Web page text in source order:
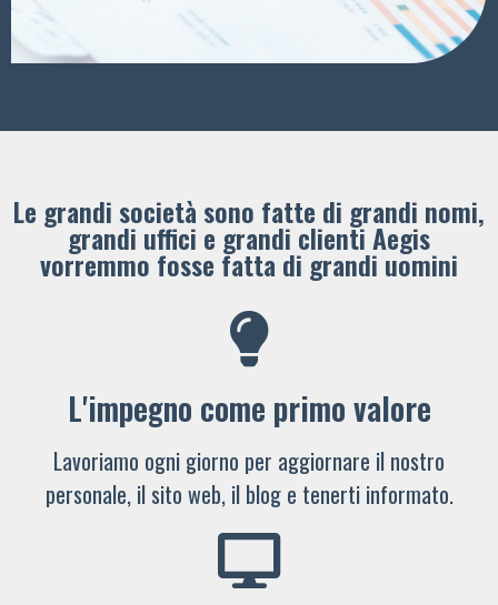
Le grandi società sono fatte di grandi nomi,
grandi uffici e grandi clienti ​Aegis
vorremmo fosse fatta di grandi uomini
L'impegno come primo valore
Lavoriamo ogni giorno per aggiornare il nostro
personale, il sito web, il blog e tenerti informato.